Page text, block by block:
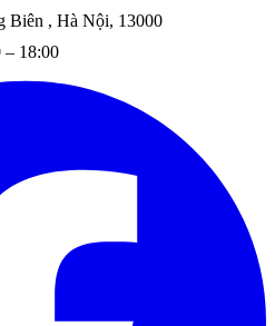
Biên , Hà Nội, 13000
– 18:00